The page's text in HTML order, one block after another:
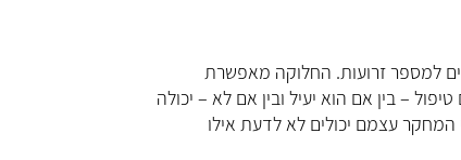
למספר זרועות. החלוקה מאפשרת
– בין אם הוא יעיל ובין אם לא – יכולה
עצמם יכולים לא לדעת אילו